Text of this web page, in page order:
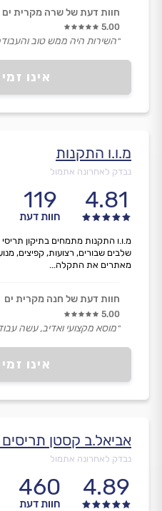
אינו
חוות דעת של שרה מקרית ים
5.00
״השירות היה ממש טוב
מ.ו.ו התקנות
נבדק לאחרונה אתמול
4.81
119
חוות דעת
אינו
מ.ו.ו התקנות מתמחים בתיקון
שלבים שבורים, רצועות, קפיצים,
מאתרים את התקלה...
חוות דעת של חנה מקרית ים
5.00
״מוסא מקצועי ואדיב, עשה
אביאל.ב קסטן
נבדק לאחרונה אתמול
4.89
460
חוות דעת